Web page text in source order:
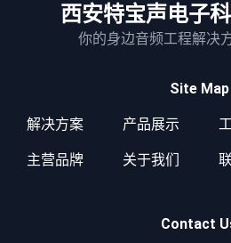
西安特宝声电子
你的身边音频工程解决
Site Map
解决方案 产品展示
主营品牌 关于我们
Contact